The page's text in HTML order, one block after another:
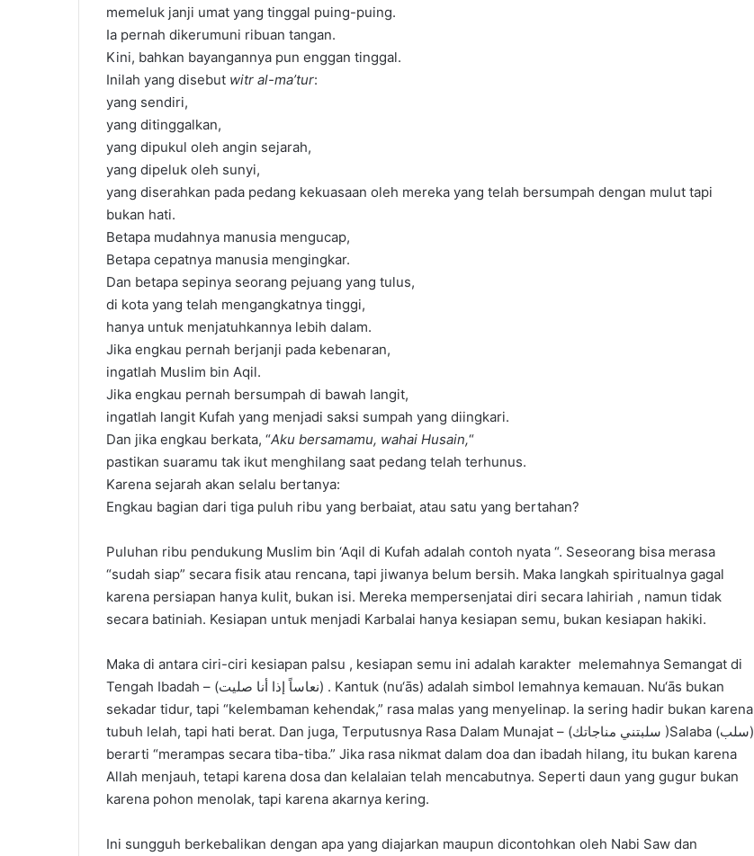
memeluk janji umat yang tinggal puing-puing.
Ia pernah dikerumuni ribuan tangan.
Kini, bahkan bayangannya pun enggan tinggal.
Inilah yang disebut witr al-ma’tur:
yang sendiri,
yang ditinggalkan,
yang dipukul oleh angin sejarah,
yang dipeluk oleh sunyi,
yang diserahkan pada pedang kekuasaan oleh mereka yang telah bersumpah dengan mulut tapi
bukan hati.
Betapa mudahnya manusia mengucap,
Betapa cepatnya manusia mengingkar.
Dan betapa sepinya seorang pejuang yang tulus,
di kota yang telah mengangkatnya tinggi,
hanya untuk menjatuhkannya lebih dalam.
Jika engkau pernah berjanji pada kebenaran,
ingatlah Muslim bin Aqil.
Jika engkau pernah bersumpah di bawah langit,
ingatlah langit Kufah yang menjadi saksi sumpah yang diingkari.
Dan jika engkau berkata, “Aku bersamamu, wahai Husain,“
pastikan suaramu tak ikut menghilang saat pedang telah terhunus.
Karena sejarah akan selalu bertanya:
Engkau bagian dari tiga puluh ribu yang berbaiat, atau satu yang bertahan?
Puluhan ribu pendukung Muslim bin ‘Aqil di Kufah adalah contoh nyata “. Seseorang bisa merasa
“sudah siap” secara fisik atau rencana, tapi jiwanya belum bersih. Maka langkah spiritualnya gagal
karena persiapan hanya kulit, bukan isi. Mereka mempersenjatai diri secara lahiriah , namun tidak
secara batiniah. Kesiapan untuk menjadi Karbalai hanya kesiapan semu, bukan kesiapan hakiki.
Maka di antara ciri-ciri kesiapan palsu , kesiapan semu ini adalah karakter melemahnya Semangat di
Tengah Ibadah – (نعاساً إذا أنا صليت) . Kantuk (nu‘ās) adalah simbol lemahnya kemauan. Nu‘ās bukan
sekadar tidur, tapi “kelembaman kehendak,” rasa malas yang menyelinap. Ia sering hadir bukan karena
tubuh lelah, tapi hati berat. Dan juga, Terputusnya Rasa Dalam Munajat – (سلبتني مناجاتك )Salaba (سلب)
berarti “merampas secara tiba-tiba.” Jika rasa nikmat dalam doa dan ibadah hilang, itu bukan karena
Allah menjauh, tetapi karena dosa dan kelalaian telah mencabutnya. Seperti daun yang gugur bukan
karena pohon menolak, tapi karena akarnya kering.
Ini sungguh berkebalikan dengan apa yang diajarkan maupun dicontohkan oleh Nabi Saw dan